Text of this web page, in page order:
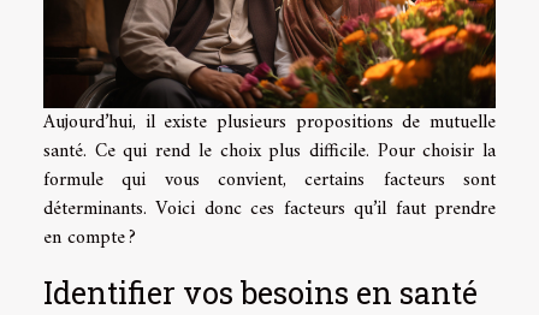
Aujourd’hui, il existe plusieurs propositions de mutuelle
santé. Ce qui rend le choix plus difficile. Pour choisir la
formule qui vous convient, certains facteurs sont
déterminants. Voici donc ces facteurs qu’il faut prendre
en compte ?
Identifier vos besoins en santé